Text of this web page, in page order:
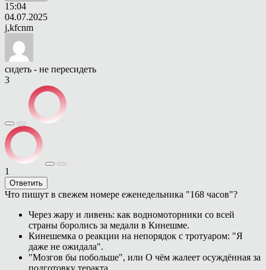
15:04
04.07.2025
j,kfcnm
сидеть - не пересидеть
3
1
Ответить
Что пишут в свежем номере еженедельника "168 часов"?
Через жару и ливень: как водномоторники со всей
страны боролись за медали в Кинешме.
Кинешемка о реакции на непорядок с тротуаром: "Я
даже не ожидала".
"Мозгов бы побольше", или О чём жалеет осуждённая за
подготовку теракта.